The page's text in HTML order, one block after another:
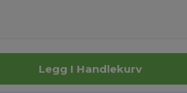
Legg I Handlekurv